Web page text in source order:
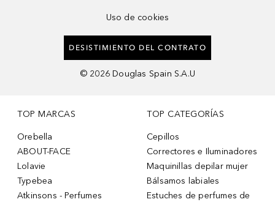
Uso de cookies
DESISTIMIENTO DEL CONTRATO
© 2026 Douglas Spain S.A.U
TOP MARCAS
Orebella
ABOUT-FACE
Lolavie
Typebea
Atkinsons - Perfumes
TOP CATEGORÍAS
Cepillos
Correctores e Iluminadores
Maquinillas depilar mujer
Bálsamos labiales
Estuches de perfumes de